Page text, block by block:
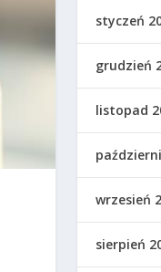
styczeń
grudzień
listopad
wrzesień
sierpień